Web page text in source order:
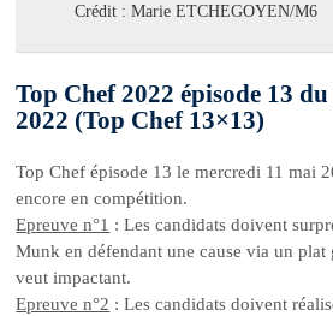
Crédit : Marie ETCHEGOYEN/M6
Top Chef 2022 épisode 13
2022 (Top Chef 13×13)
Top Chef épisode 13 le mercredi 11 mai
encore en compétition.
Epreuve n°1 : Les candidats doivent
Munk en défendant une cause via un plat
veut impactant.
Epreuve n°2 : Les candidats doivent